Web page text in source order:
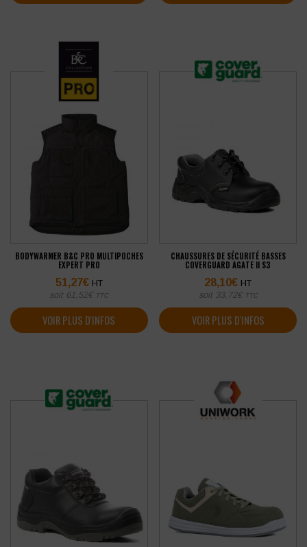
BODYWARMER B&C PRO MULTIPOCHES
EXPERT PRO
51,27€ HT
soit 61,52€ TTC
VOIR PLUS D'INFOS
CHAUSSURES DE SÉCURITÉ BASSES
COVERGUARD AGATE II S3
28,10€ HT
soit 33,72€ TTC
VOIR PLUS D'INFOS